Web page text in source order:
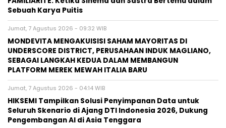
Sebuah Karya Puitis
Jumat, 7 Agustus 2026 - 09:32 WIB
MONDEVITA MENGAKUISISI SAHAM MAYORITAS DI
UNDERSCORE DISTRICT, PERUSAHAAN INDUK MAGLIANO,
SEBAGAI LANGKAH KEDUA DALAM MEMBANGUN
PLATFORM MEREK MEWAH ITALIA BARU
Jumat, 7 Agustus 2026 - 04:14 WIB
HIKSEMI Tampilkan Solusi Penyimpanan Data untuk
Seluruh Skenario di Ajang DTI Indonesia 2026, Dukung
Pengembangan AI di Asia Tenggara